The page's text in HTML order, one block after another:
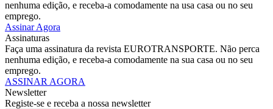
nenhuma edição, e receba-a comodamente na usa casa ou no seu
emprego.
Assinar Agora
Assinaturas
Faça uma assinatura da revista EUROTRANSPORTE. Não perca
nenhuma edição, e receba-a comodamente na sua casa ou no seu
emprego.
ASSINAR AGORA
Newsletter
Registe-se e receba a nossa newsletter